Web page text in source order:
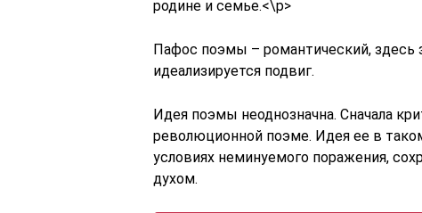
родине и семье.<\p>
Пафос поэмы – романтический, здесь
идеализируется подвиг.
Идея поэмы неоднозначна. Сначала
революционной поэме. Идея ее в
условиях неминуемого поражения,
духом.